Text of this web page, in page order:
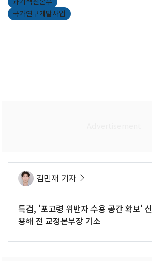
국가연구개발사업
김민재 기자
특검, '포고령 위반자 수용 공간 확보' 신
용해 전 교정본부장 기소